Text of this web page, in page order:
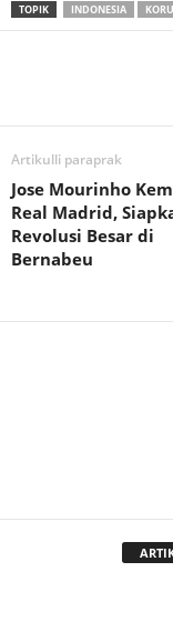
TOPIK INDONESIA
Artikulli paraprak
Jose Mourinho
Real Madrid,
Revolusi Besar di
Bernabeu